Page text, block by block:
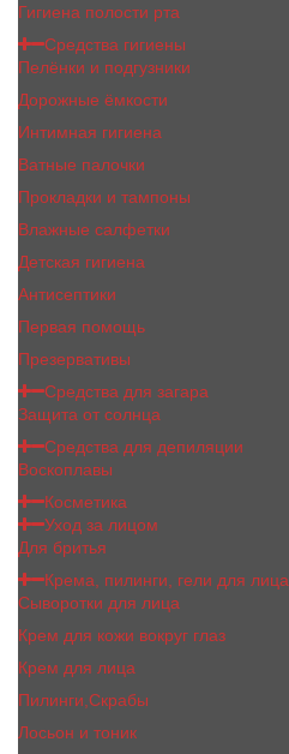
Гигиена полости рта
Средства гигиены
Пелёнки и подгузники
Дорожные ёмкости
Интимная гигиена
Ватные палочки
Прокладки и тампоны
Влажные салфетки
Детская гигиена
Антисептики
Первая помощь
Презервативы
Средства для загара
Защита от солнца
Средства для депиляции
Воскоплавы
Косметика
Уход за лицом
Для бритья
Крема, пилинги, гели для лица
Сыворотки для лица
Крем для кожи вокруг глаз
Крем для лица
Пилинги,Скрабы
Лосьон и тоник